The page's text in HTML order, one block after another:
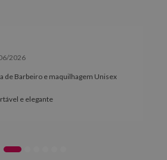
2026
de Barbeiro e maquilhagem Unisex
e elegante